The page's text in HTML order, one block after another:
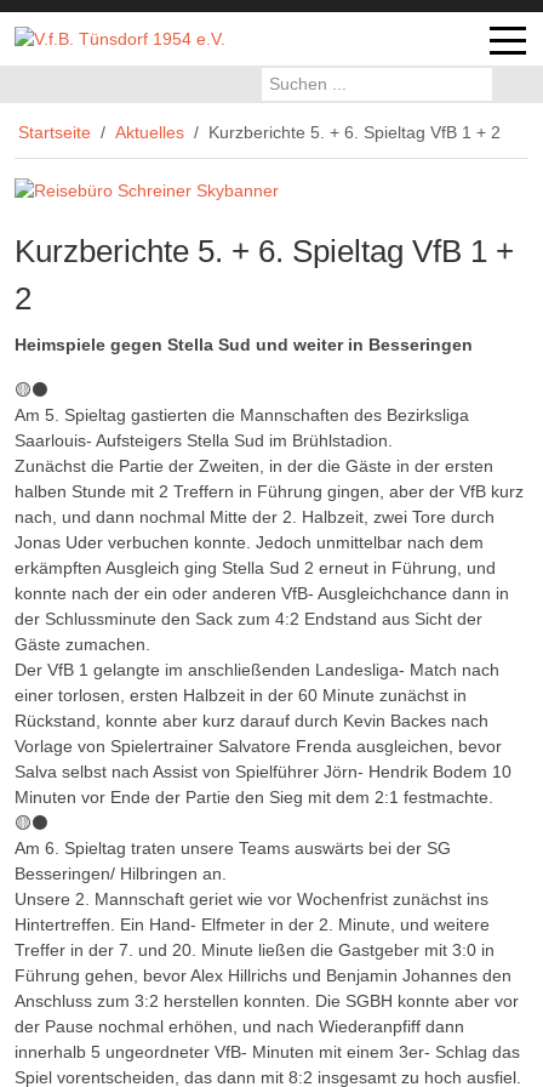
Off-
Startseite Aktuelles Kurzberichte 5. + 6. Spieltag VfB 1 + 2
Kurzberichte 5. + 6. Spieltag VfB 1 +
2
Heimspiele gegen Stella Sud und weiter in Besseringen
🟡⚫️
Am 5. Spieltag gastierten die Mannschaften des Bezirksliga
Saarlouis- Aufsteigers Stella Sud im Brühlstadion.
Zunächst die Partie der Zweiten, in der die Gäste in der ersten
halben Stunde mit 2 Treffern in Führung gingen, aber der VfB kurz
nach, und dann nochmal Mitte der 2. Halbzeit, zwei Tore durch
Jonas Uder verbuchen konnte. Jedoch unmittelbar nach dem
erkämpften Ausgleich ging Stella Sud 2 erneut in Führung, und
konnte nach der ein oder anderen VfB- Ausgleichchance dann in
der Schlussminute den Sack zum 4:2 Endstand aus Sicht der
Gäste zumachen.
Der VfB 1 gelangte im anschließenden Landesliga- Match nach
einer torlosen, ersten Halbzeit in der 60 Minute zunächst in
Rückstand, konnte aber kurz darauf durch Kevin Backes nach
Vorlage von Spielertrainer Salvatore Frenda ausgleichen, bevor
Salva selbst nach Assist von Spielführer Jörn- Hendrik Bodem 10
Minuten vor Ende der Partie den Sieg mit dem 2:1 festmachte.
🟡⚫️
Am 6. Spieltag traten unsere Teams auswärts bei der SG
Besseringen/ Hilbringen an.
Unsere 2. Mannschaft geriet wie vor Wochenfrist zunächst ins
Hintertreffen. Ein Hand- Elfmeter in der 2. Minute, und weitere
Treffer in der 7. und 20. Minute ließen die Gastgeber mit 3:0 in
Führung gehen, bevor Alex Hillrichs und Benjamin Johannes den
Anschluss zum 3:2 herstellen konnten. Die SGBH konnte aber vor
der Pause nochmal erhöhen, und nach Wiederanpfiff dann
innerhalb 5 ungeordneter VfB- Minuten mit einem 3er- Schlag das
Spiel vorentscheiden, das dann mit 8:2 insgesamt zu hoch ausfiel.